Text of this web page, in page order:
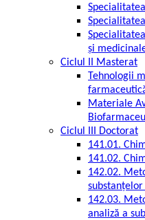
şi
Ciclul II Masterat
Tehnologii
Materiale
Ciclul III Doctorat
141.01.
141.02.
142.02.
142.03.
analiză a